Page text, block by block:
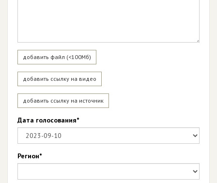
добавить файл (<100Мб)
добавить ссылку на видео
добавить ссылку на источник
Дата голосования*
Регион*